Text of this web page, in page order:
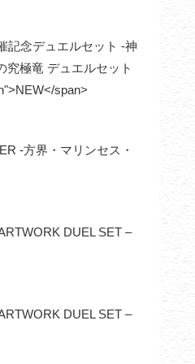
記念デュエルセット -神
究極竜 デュエルセット
span>
-方界・マリンセス・
DUEL SET –
DUEL SET –